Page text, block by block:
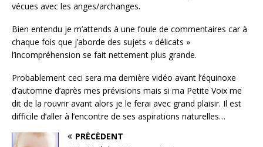
vécues avec les anges/archanges.
Bien entendu je m’attends à une foule de commentaires car à
chaque fois que j’aborde des sujets « délicats »
l’incompréhension se fait nettement plus grande.
Probablement ceci sera ma dernière vidéo avant l’équinoxe
d’automne d’après mes prévisions mais si ma Petite Voix me
dit de la rouvrir avant alors je le ferai avec grand plaisir. Il est
difficile d’aller à l’encontre de ses aspirations naturelles…
PRÉCÉDENT